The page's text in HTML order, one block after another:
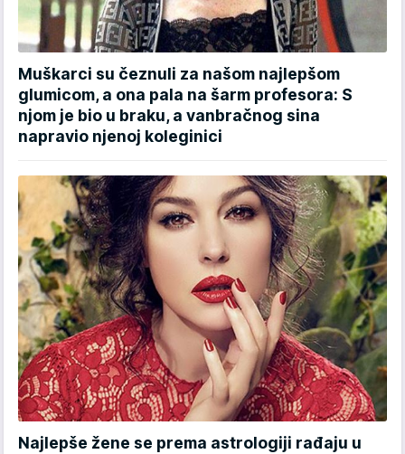
Muškarci su čeznuli za našom najlepšom
glumicom, a ona pala na šarm profesora: S
njom je bio u braku, a vanbračnog sina
napravio njenoj koleginici
Najlepše žene se prema astrologiji rađaju u